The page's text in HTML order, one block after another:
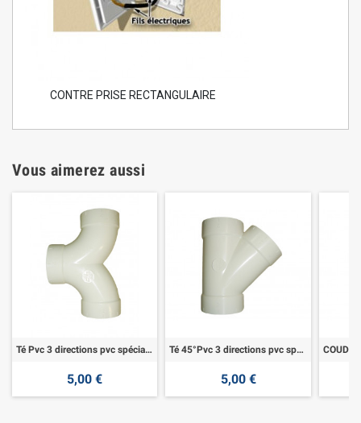
CONTRE PRISE RECTANGULAIRE
Vous aimerez aussi
Té Pvc 3 directions pvc spécial aspiration
5,00 €
Té 45°Pvc 3 directions pvc spécial aspiration
5,00 €